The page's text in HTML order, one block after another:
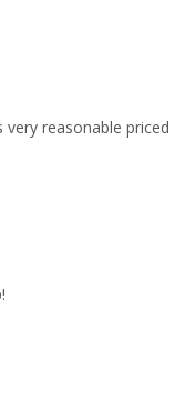
reasonable